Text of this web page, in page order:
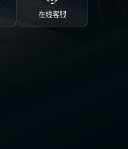
在线客服